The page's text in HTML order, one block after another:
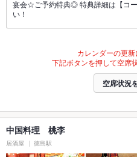
宴会☆ご予約特典◎ 特典詳細は【コ
い！
カレンダーの更新
下記ボタンを押して空席
空席状況
中国料理 桃李
居酒屋 徳島駅